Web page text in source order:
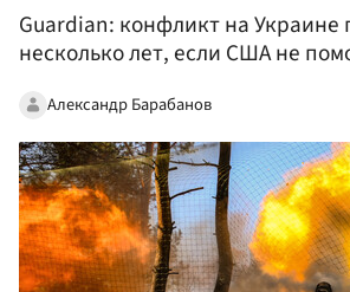
Guardian: конфликт на Украине
несколько лет, если США не
Александр Барабанов